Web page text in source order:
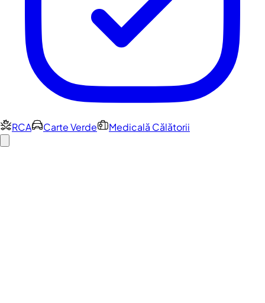
RCA Carte Verde Medicală Călătorii